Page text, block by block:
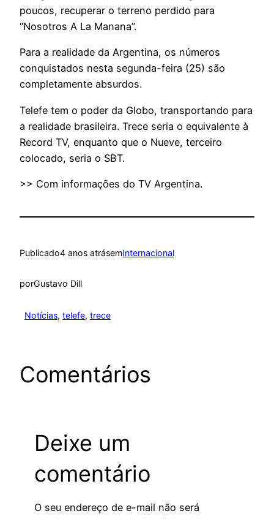
poucos, recuperar o terreno perdido para
“Nosotros A La Manana”.
Para a realidade da Argentina, os números
conquistados nesta segunda-feira (25) são
completamente absurdos.
Telefe tem o poder da Globo, transportando para
a realidade brasileira. Trece seria o equivalente à
Record TV, enquanto que o Nueve, terceiro
colocado, seria o SBT.
>> Com informações do TV Argentina.
Publicado4 anos atrásemInternacional
porGustavo Dill
Notícias, telefe, trece
Comentários
Deixe um
comentário
O seu endereço de e-mail não será